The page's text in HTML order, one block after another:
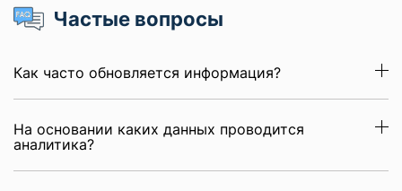
Частые вопросы
Как часто обновляется информация?
На основании каких данных проводится
аналитика?